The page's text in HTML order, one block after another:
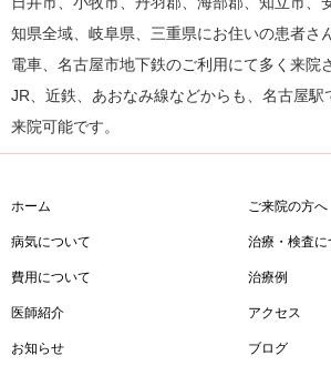
知県全域、岐阜県、三重県にお住いの患者さ
電車、名古屋市地下鉄のご利用にて多く来院
JR、近鉄、あおなみ線などからも、名古屋駅
来院可能です。
ホーム ご来院の方へ
病気について 治療・検査に
費用について 治療例
医師紹介 アクセス
お知らせ ブログ